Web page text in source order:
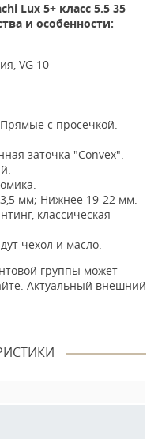
Lux 5+ класс 5.5 35
и особенности:
VG 10
с просечкой.
заточка "Convex".
мм; Нижнее 19-22 мм.
классическая
чехол и масло.
группы может
Актуальный внешний